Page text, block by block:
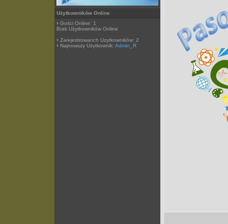
Użytkowników Online
Gości Online: 1
Brak Użytkowników Online
Zarejestrowanch Uzytkowników: 2
Najnowszy Użytkownik: Admin_R